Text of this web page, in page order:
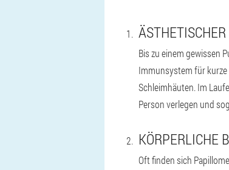
Bis zu einem gewissen
Immunsystem für kurze
Schleimhäuten. Im
Person verlegen und
KÖRPERLICHE
Oft finden sich